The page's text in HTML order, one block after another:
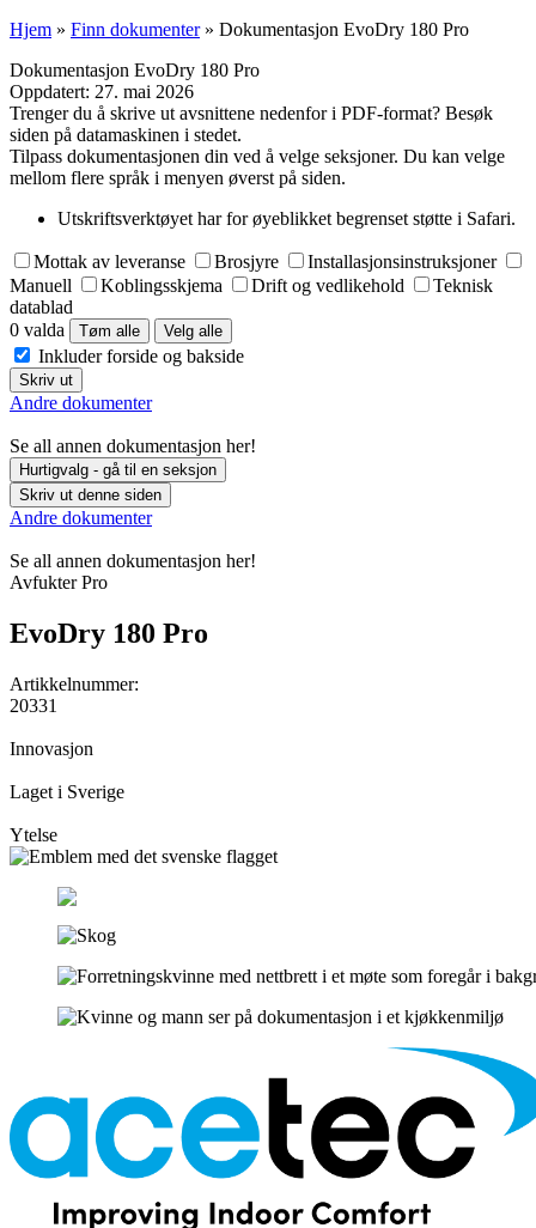
Íslenska
Suomi
Eesti
Latviešu valoda
Lietuvių kalba
Hjem » Finn dokumenter» Dokumentasjon EvoDry 180 Pro
Dokumentasjon EvoDry 180 Pro
Oppdatert: 27. mai 2026
Trenger du å skrive ut avsnittene nedenfor i PDF-format? Besøk
siden på datamaskinen i stedet.
Tilpass dokumentasjonen din ved å velge seksjoner. Du kan velge
mellom flere språk i menyen øverst på siden.
Utskriftsverktøyet har for øyeblikket begrenset støtte i Safari.
Mottak av leveranse Brosjyre
Installasjonsinstruksjoner
Manuell
Koblingsskjema Drift og vedlikehold
Teknisk
datablad
0 valda
Tøm alle Velg alle
Inkluder forside og bakside
Skriv ut
Andre dokumenter
Se all annen dokumentasjon her!
Hurtigvalg - gå til en seksjon
Skriv ut denne siden
Andre dokumenter
Se all annen dokumentasjon her!
Avfukter Pro
EvoDry 180 Pro
Artikkelnummer:
20331
Innovasjon
Laget i Sverige
Ytelse